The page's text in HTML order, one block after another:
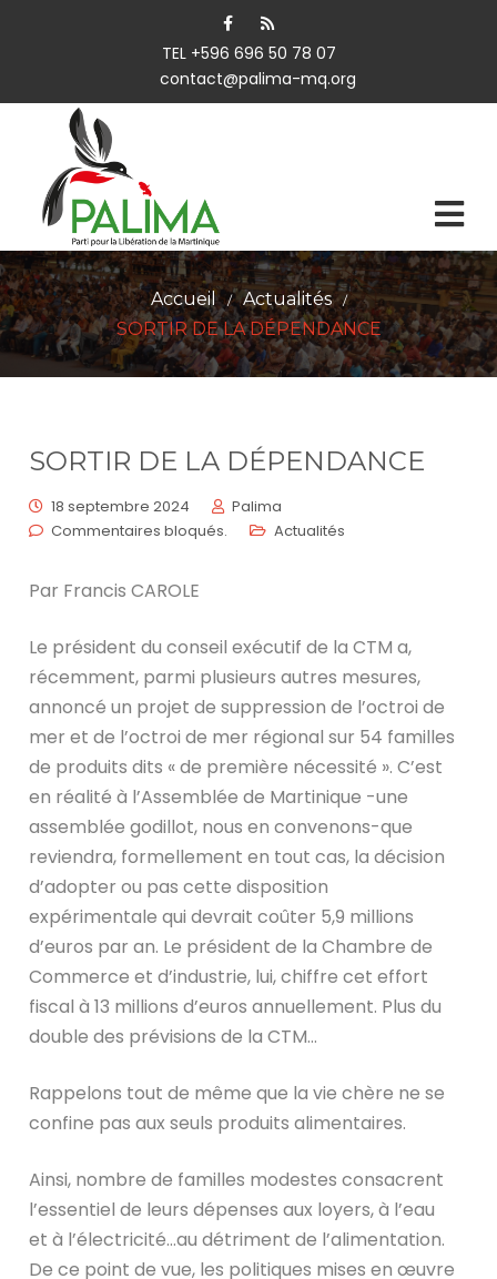
TEL +596 696 50 78 07
contact@palima-mq.org
Accueil / Actualités /
SORTIR DE LA DÉPENDANCE
SORTIR DE LA DÉPENDANCE
18 septembre 2024
Palima
Commentaires bloqués.
Actualités
Par Francis CAROLE
Le président du conseil exécutif de la CTM a,
récemment, parmi plusieurs autres mesures,
annoncé un projet desuppression de l’octroi de
mer et de l’octroi de mer régional sur 54 familles
de produits dits « de première nécessité ». C’est
en réalité à l’Assemblée de Martinique -une
assemblée godillot, nous en convenons-que
reviendra, formellement en tout cas, la décision
d’adopter ou pas cette disposition
expérimentale qui devrait coûter 5,9 millions
d’euros par an. Le président de la Chambre de
Commerce et d’industrie, lui, chiffre cet effort
fiscal à 13 millions d’euros annuellement. Plus du
double des prévisions de la CTM…
Rappelons tout de même que la vie chère ne se
confine pas aux seuls produits alimentaires.
Ainsi, nombre de familles modestes consacrent
l’essentiel de leurs dépenses aux loyers, à l’eau
et à l’électricité…au détriment de l’alimentation.
De ce point de vue, les politiques mises en œuvre